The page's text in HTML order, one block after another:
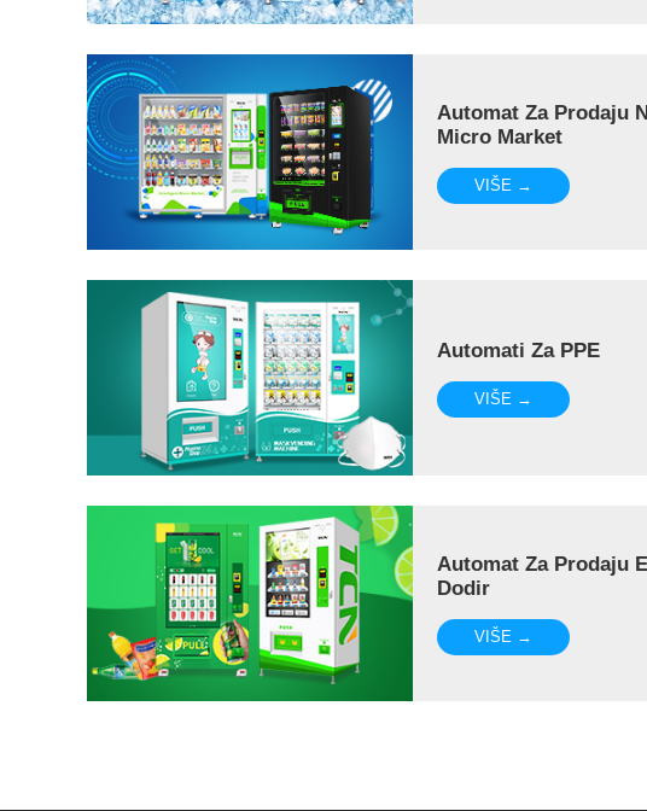
Automat Za Prodaju
Micro Market
VIŠE →
Automati Za PPE
VIŠE →
Automat Za Prodaju
Dodir
VIŠE →